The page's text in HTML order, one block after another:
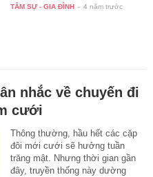
TÂM SỰ - GIA ĐÌNH - 4 năm trước
nhắc về chuyến đi
cưới
Thông thường, hầu hết các cặp
đôi mới cưới sẽ hưởng tuần
trăng mật. Nhưng thời gian gần
đây, truyền thống này dường